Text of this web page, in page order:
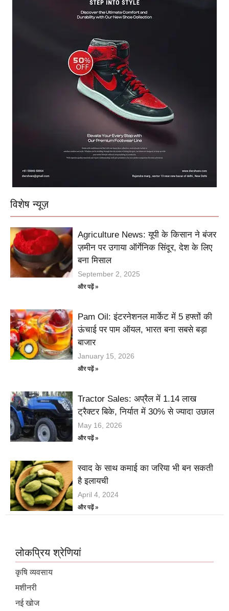
विशेष न्यूज़
Agriculture News: यूपी के किसान ने बंजर
ज़मीन पर उगाया ऑर्गेनिक सिंदूर, देश के लिए
बना मिसाल
September 2, 2025
और पढ़ें »
Pam Oil: इंटरनेशनल मार्केट में 5 हफ्तों की
ऊंचाई पर पाम ऑयल, भारत बना सबसे बड़ा
बाजार
January 15, 2026
और पढ़ें »
Tractor Sales: अप्रैल में 1.14 लाख
ट्रैक्टर बिके, निर्यात में 30% से ज्यादा उछाल
May 16, 2026
और पढ़ें »
स्वाद के साथ कमाई का जरिया भी बन सकती
है इलायची
April 4, 2024
और पढ़ें »
लोकप्रिय श्रेणियां
कृषि व्यवसाय
मशीनरी
नई खोज